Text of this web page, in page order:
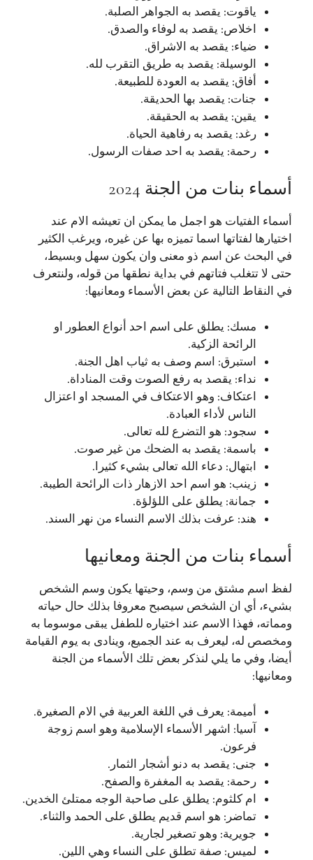
ياقوت: يقصد به الجواهر الصلبة.
اخلاص: يقصد به لوفاء والصدق.
ضياء: يقصد به الاشراق.
الوسيلة: يقصد به طريق التقرب لله.
أفاق: يقصد به العودة للطبيعة.
جنات: يقصد بها الحديقة.
يقين: يقصد به الحقيقة.
رغد: يقصد به رفاهية الحياة.
رحمة: يقصد به احد صفات الرسول.
أسماء بنات من الجنة 2024
أسماء الفتيات هو اجمل ما يمكن ان تعيشه الام عند
اختيارها لفتاتها اسما تميزه بها عن غيره، ويرغب الكثير
في البحث عن اسم ذو معنى وان يكون سهل وبسيط،
حتى لا تتغلب فتاتهم في بداية نطقها من قوله، ولنتعرف
في النقاط التالية عن بعض الأسماء ومعانيها:
مسك: يطلق على اسم احد أنواع العطور او
الرائحة الزكية.
استبرق: اسم وصف به ثياب اهل الجنة.
نداء: يقصد به رفع الصوت وقت المناداة.
اعتكاف: وهو الاعتكاف في المسجد او اعتزال
الناس لأداء العبادة.
سجود: هو التضرع لله تعالى.
باسمة: يقصد به الضحك من غير صوت.
ابتهال: دعاء الله تعالى بشيء كثيرا.
زينب: هو اسم احد الازهار ذات الرائحة الطيبة.
جمانة: يطلق على اللؤلؤة.
هند: عرفت بذلك الاسم النساء من نهر السند.
أسماء بنات من الجنة ومعانيها
لفظ اسم مشتق من وسم، وحيتها يكون وسم الشخص
بشيء، أي ان الشخص سيصبح معروفا بذلك حال حياته
ومماته، فهذا الاسم عند اختياره للطفل يبقى موسوما به
ومخصص له، ليعرف به عند الجميع، وينادى به يوم القيامة
أيضا، وفي ما يلي لنذكر بعض تلك الأسماء من الجنة
ومعانيها:
أميمة: يعرف في اللغة العربية في الام الصغيرة.
آسيا: اشهر الأسماء الإسلامية وهو اسم زوجة
فرعون.
جنى: يقصد به دنو أشجار الثمار.
رحمة: يقصد به المغفرة والصفح.
ام كلثوم: يطلق على صاحبة الوجه ممتلئ الخدين.
تماضر: هو اسم قديم يطلق على الحمد والثناء.
جويرية: وهو تصغير لجارية.
لميس: صفة تطلق على النساء وهي اللين.